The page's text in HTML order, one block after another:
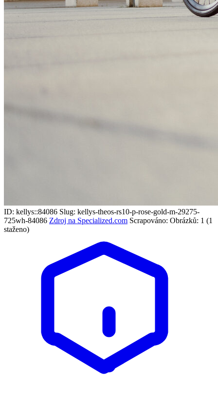
ID: kellys::84086 Slug: kellys-theos-rs10-p-rose-gold-m-29275-
725wh-84086 Zdroj na Specialized.com Scrapováno: Obrázků: 1 (1
staženo)